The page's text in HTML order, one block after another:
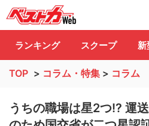
自動車情報誌
ランキング スクープ 新
TOP > コラム・特集 > コラム
うちの職場は星2つ!? 運